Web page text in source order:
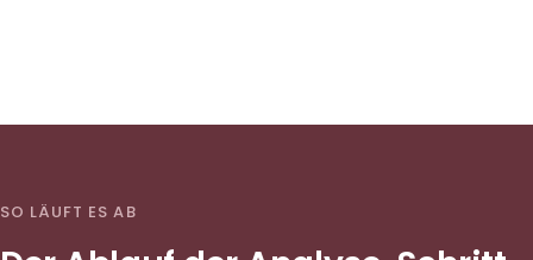
SO LÄUFT ES AB